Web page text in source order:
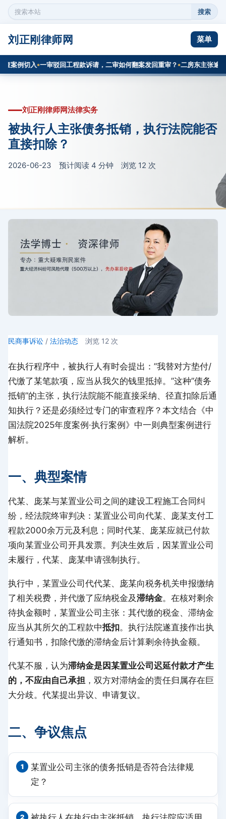
搜
索
本
站
内
容
搜索
刘正刚律师网 菜单
例切入 一审驳回工程款诉请，二审如何翻案发回重审？ 二房东主张逾期腾
刘正刚律师网法律实务
被执行人主张债务抵销，执行法院能否
直接扣除？
2026-06-23 预计阅读 4 分钟 浏览 12 次
民商事诉讼 / 法治动态 浏览 12 次
在执行程序中，被执行人有时会提出：”我替对方垫付/
代缴了某笔款项，应当从我欠的钱里抵掉。”这种”债务
抵销”的主张，执行法院能不能直接采纳、径直扣除后通
知执行？还是必须经过专门的审查程序？本文结合《中
国法院2025年度案例·执行案例》中一则典型案例进行
解析。
一、典型案情
代某、庞某与某置业公司之间的建设工程施工合同纠
纷，经法院终审判决：某置业公司向代某、庞某支付工
程款2000余万元及利息；同时代某、庞某应就已付款
项向某置业公司开具发票。判决生效后，因某置业公司
未履行，代某、庞某申请强制执行。
执行中，某置业公司代代某、庞某向税务机关申报缴纳
了相关税费，并代缴了应纳税金及滞纳金。在核对剩余
待执金额时，某置业公司主张：其代缴的税金、滞纳金
应当从其所欠的工程款中抵扣。执行法院遂直接作出执
行通知书，扣除代缴的滞纳金后计算剩余待执金额。
代某不服，认为滞纳金是因某置业公司迟延付款才产生
的，不应由自己承担 ，双方对滞纳金的责任归属存在巨
大分歧。代某提出异议、申请复议。
二、争议焦点
某置业公司主张的债务抵销是否符合法律规
定？